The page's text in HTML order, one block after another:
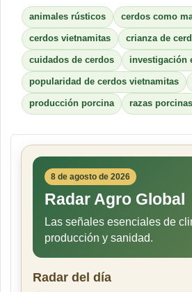
animales rústicos cerdos como
cerdos vietnamitas crianza de
cuidados de cerdos investigación
popularidad de cerdos vietnamitas
producción porcina razas porcinas
8 de agosto de 2026
Radar Agro Global
Las señales esenciales de
producción y sanidad.
Radar del día